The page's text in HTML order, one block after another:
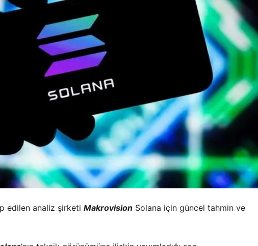
edilen analiz şirketi Makrovision Solana için güncel tahmin ve